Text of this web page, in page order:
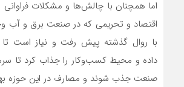
اما همچنان با چالش‌ها و مشکلات
اقتصاد و تحریمی که در صنعت برق و آب
با روال گذشته پیش رفت و نیاز است تا
داده و محیط کسب‌وکار را جذاب کرد تا
صنعت جذب شوند و مصارف در این حوزه